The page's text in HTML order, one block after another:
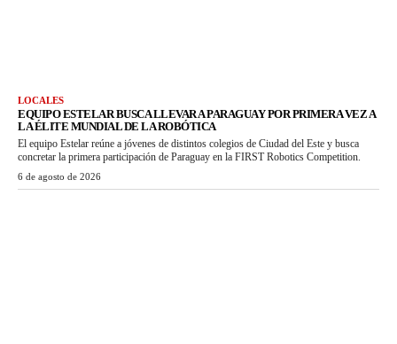
LOCALES
EQUIPO ESTELAR BUSCA LLEVAR A PARAGUAY POR PRIMERA VEZ A
LA ÉLITE MUNDIAL DE LA ROBÓTICA
El equipo Estelar reúne a jóvenes de distintos colegios de Ciudad del Este y busca
concretar la primera participación de Paraguay en la FIRST Robotics Competition.
6 de agosto de 2026